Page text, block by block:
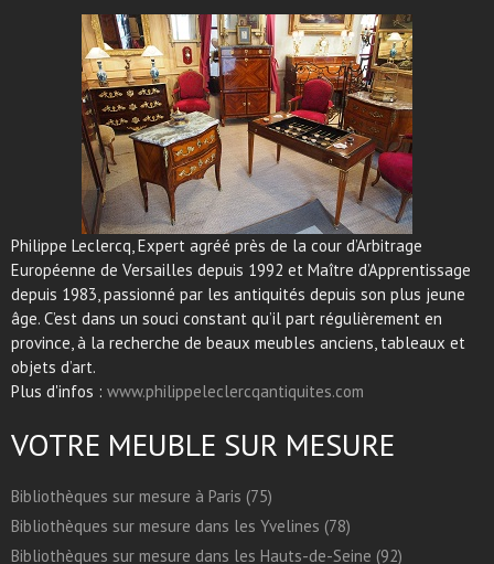
Philippe Leclercq, Expert agréé près de la cour d’Arbitrage
Européenne de Versailles depuis 1992 et Maître d’Apprentissage
depuis 1983, passionné par les antiquités depuis son plus jeune
âge. C’est dans un souci constant qu’il part régulièrement en
province, à la recherche de beaux meubles anciens, tableaux et
objets d’art.
Plus d'infos : www.philippeleclercqantiquites.com
VOTRE MEUBLE SUR MESURE
Bibliothèques sur mesure à Paris (75)
Bibliothèques sur mesure dans les Yvelines (78)
Bibliothèques sur mesure dans les Hauts-de-Seine (92)